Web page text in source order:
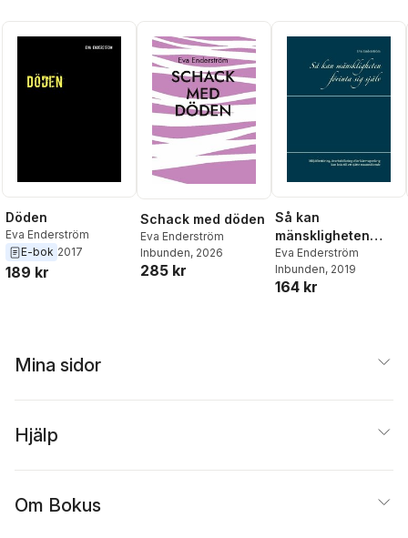
Döden
Eva Enderström
E-bok 2017
189 kr
Schack med döden
Eva Enderström
Inbunden, 2026
285 kr
Så kan
mänskligheten
förinta sig själv :
miljöförstöring,
överbefolkning
Eva Enderström
Inbunden, 2019
164 kr
Mina sidor
Hjälp
Om Bokus